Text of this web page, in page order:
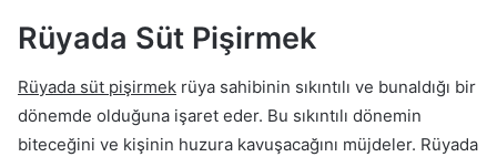
Rüyada Süt Pişirmek
Rüyada süt pişirmek rüya sahibinin sıkıntılı ve bunaldığı bir
dönemde olduğuna işaret eder. Bu sıkıntılı dönemin
biteceğini ve kişinin huzura kavuşacağını müjdeler. Rüyada